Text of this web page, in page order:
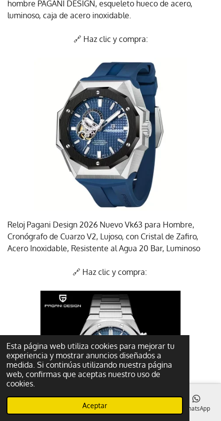
Esta página web utiliza cookies para mejorar tu
experiencia y mostrar anuncios diseñados a
medida. Si continúas utilizando nuestra página
web, confirmas que aceptas nuestro uso de
cookies.
Aceptar
hombre PAGANI DESIGN, esqueleto hueco de acero,
luminoso, caja de acero inoxidable.
🔗 Haz clic y compra:
Reloj Pagani Design 2026 Nuevo Vk63 para Hombre,
Cronógrafo de Cuarzo V2, Lujoso, con Cristal de Zafiro,
Acero Inoxidable, Resistente al Agua 20 Bar, Luminoso
🔗 Haz clic y compra:
Teléfono WhatsApp